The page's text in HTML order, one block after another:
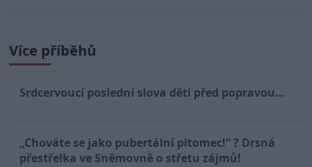
Více příběhů
Srdcervoucí poslední slova dětí před popravou…
„Chováte se jako pubertální pitomec!“ ? Drsná
přestřelka ve Sněmovně o střetu zájmů!